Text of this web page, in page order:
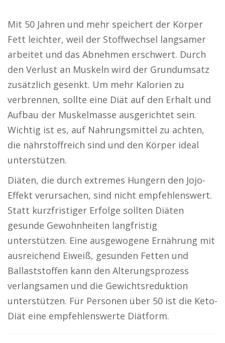
Mit 50 Jahren und mehr speichert der Körper
Fett leichter, weil der Stoffwechsel langsamer
arbeitet und das Abnehmen erschwert. Durch
den Verlust an Muskeln wird der Grundumsatz
zusätzlich gesenkt. Um mehr Kalorien zu
verbrennen, sollte eine Diät auf den Erhalt und
Aufbau der Muskelmasse ausgerichtet sein.
Wichtig ist es, auf Nahrungsmittel zu achten,
die nährstoffreich sind und den Körper ideal
unterstützen.
Diäten, die durch extremes Hungern den Jojo-
Effekt verursachen, sind nicht empfehlenswert.
Statt kurzfristiger Erfolge sollten Diäten
gesunde Gewohnheiten langfristig
unterstützen. Eine ausgewogene Ernährung mit
ausreichend Eiweiß, gesunden Fetten und
Ballaststoffen kann den Alterungsprozess
verlangsamen und die Gewichtsreduktion
unterstützen. Für Personen über 50 ist die Keto-
Diät eine empfehlenswerte Diätform.